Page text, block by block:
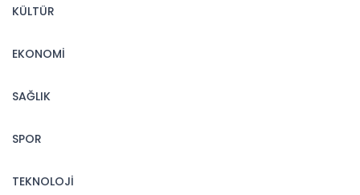
KÜLTÜR
EKONOMİ
SAĞLIK
SPOR
TEKNOLOJİ